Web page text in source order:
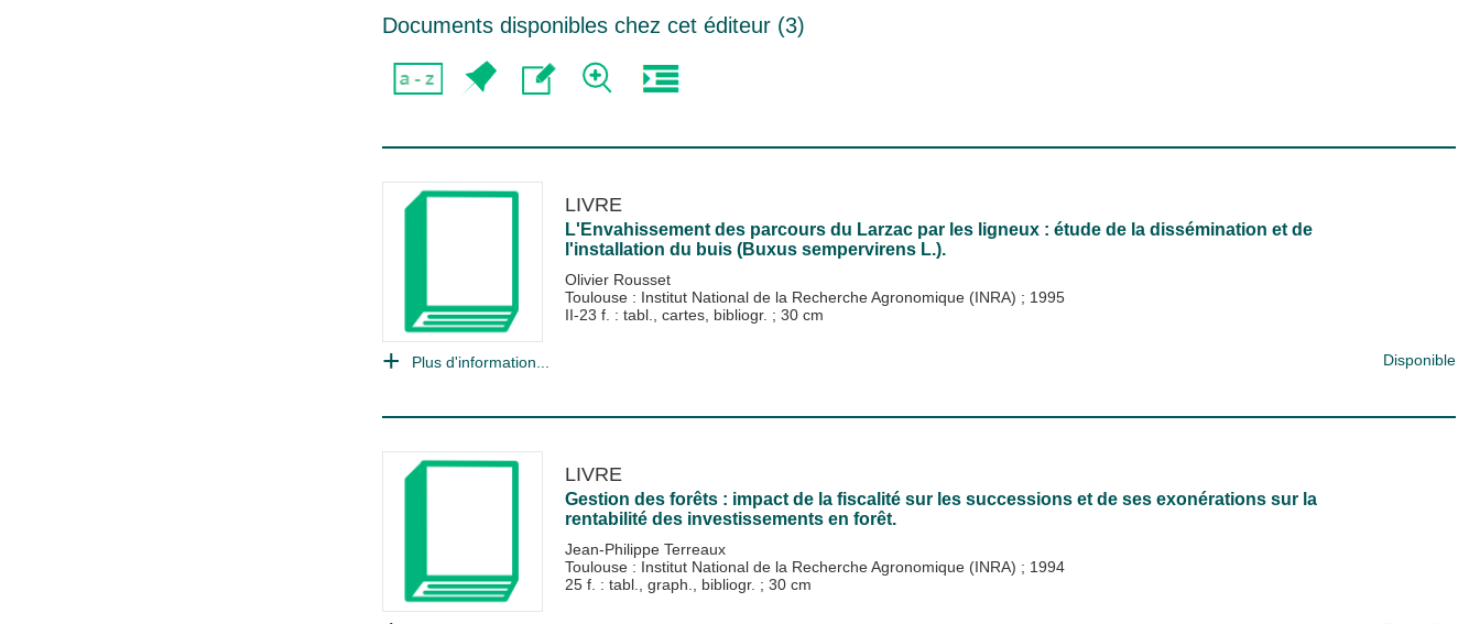
Documents disponibles chez cet éditeur (3)
LIVRE
L'Envahissement des parcours du Larzac par les ligneux : étude de la dissémination et de
l'installation du buis (Buxus sempervirens L.).
Olivier Rousset
Toulouse : Institut National de la Recherche Agronomique (INRA) ; 1995
II-23 f. : tabl., cartes, bibliogr. ; 30 cm
Plus d'information... Disponible
LIVRE
Gestion des forêts : impact de la fiscalité sur les successions et de ses exonérations sur la
rentabilité des investissements en forêt.
Jean-Philippe Terreaux
Toulouse : Institut National de la Recherche Agronomique (INRA) ; 1994
25 f. : tabl., graph., bibliogr. ; 30 cm